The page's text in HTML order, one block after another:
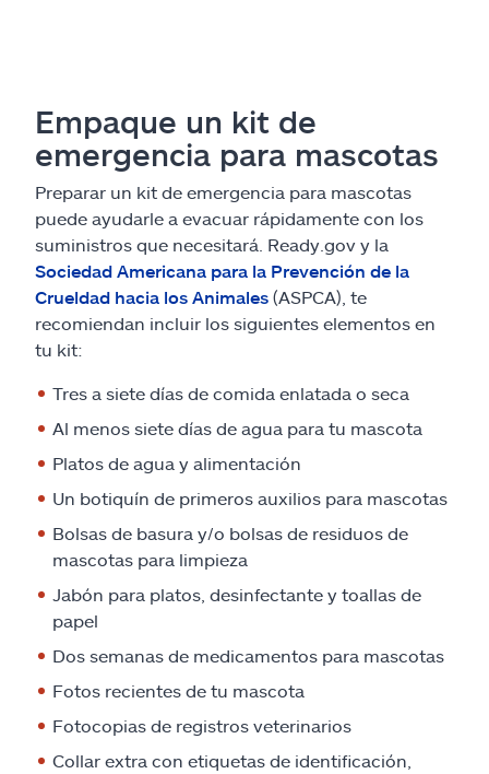
Empaque un kit de
emergencia para mascotas
Preparar un kit de emergencia para mascotas
puede ayudarle a evacuar rápidamente con los
suministros que necesitará. Ready.gov y la
Sociedad Americana para la Prevención de la
Crueldad hacia los Animales (ASPCA), te
recomiendan incluir los siguientes elementos en
tu kit:
Tres a siete días de comida enlatada o seca
Al menos siete días de agua para tu mascota
Platos de agua y alimentación
Un botiquín de primeros auxilios para mascotas
Bolsas de basura y/o bolsas de residuos de
mascotas para limpieza
Jabón para platos, desinfectante y toallas de
papel
Dos semanas de medicamentos para mascotas
Fotos recientes de tu mascota
Fotocopias de registros veterinarios
Collar extra con etiquetas de identificación,